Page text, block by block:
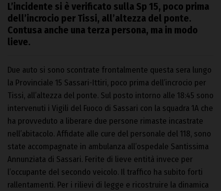
L’incidente si è verificato sulla Sp 15, poco prima
dell’incrocio per Tissi, all’altezza del ponte.
Contusa anche una terza persona, ma in modo
lieve.
Due auto si sono scontrate frontalmente questa sera lungo
la Provinciale 15 Sassari-Ittiri, poco prima dell’incrocio per
Tissi, all’altezza del ponte. Sul posto intorno alle 18:45 sono
intervenuti i Vigili del Fuoco di Sassari con la squadra 1A che
ha provveduto a liberare due persone rimaste incastrate
nell’abitacolo. Affidate alle cure del personale del 118, sono
state accompagnate in ambulanza all’ospedale Santissima
Annunziata di Sassari. Ferite di lieve entità invece per
l’occupante del secondo veicolo. Il traffico ha subito forti
rallentamenti. Per i rilievi di legge e ricostruire la dinamica